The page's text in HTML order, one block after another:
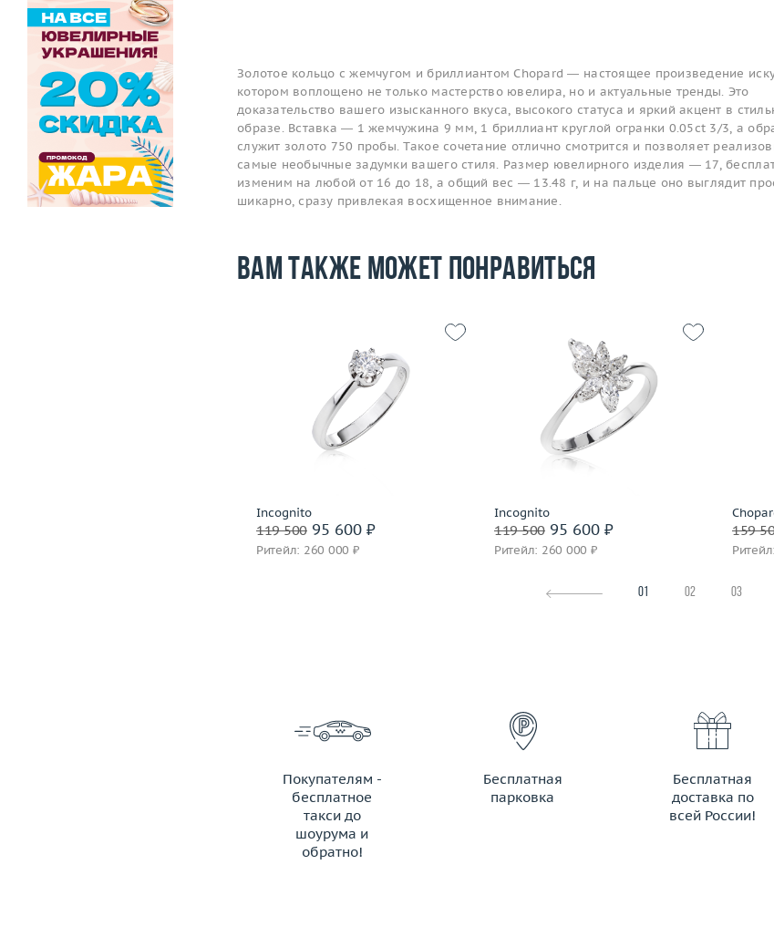
Золотое кольцо с жемчугом и бриллиантом Chopard — настоящее произведение
котором воплощено не только мастерство ювелира, но и актуальные тренды. Это
доказательство вашего изысканного вкуса, высокого статуса и яркий акцент в
образе. Вставка — 1 жемчужина 9 мм, 1 бриллиант круглой огранки 0.05ct 3/3, а
служит золото 750 пробы. Такое сочетание отлично смотрится и позволяет
самые необычные задумки вашего стиля. Размер ювелирного изделия — 17,
изменим на любой от 16 до 18, а общий вес — 13.48 г, и на пальце оно выглядит
шикарно, сразу привлекая восхищенное внимание.
Вам также может понравиться
Incognito
119 50095 600 ₽
Ритейл: 260 000 ₽
Материал
золото 750 пробы
Подробнее
Incognito
119 50095 600 ₽
Ритейл: 260 000 ₽
16.75
Материал
золото 750 пробы
Подробнее
159
01 02 03
Покупателям -
бесплатное
такси до
шоурума и
обратно!
ЗАКАЗАТЬ ТАКСИ
Бесплатная
парковка
Бесплатная
доставка по
всей России!